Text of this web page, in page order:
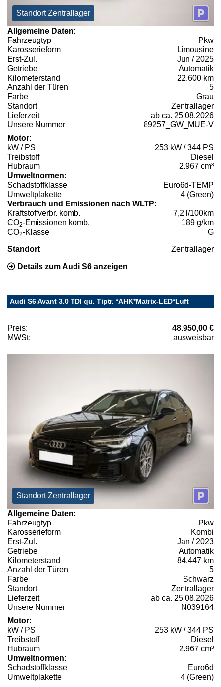
Standort Zentrallager
Allgemeine Daten:
Fahrzeugtyp
Pkw
Karosserieform
Limousine
Erst-Zul.
Jun / 2025
Getriebe
Automatik
Kilometerstand
22.600 km
Anzahl der Türen
5
Farbe
Grau
Standort
Zentrallager
Lieferzeit
ab ca. 25.08.2026
Unsere Nummer
89257_GW_MUE-V
Motor:
kW / PS
253 kW / 344 PS
Treibstoff
Diesel
Hubraum
2.967 cm³
Umweltnormen:
Schadstoffklasse
Euro6d-TEMP
Umweltplakette
4 (Green)
Verbrauch und Emissionen nach WLTP:
Kraftstoffverbr. komb.
7,2 l/100km
CO2-Emissionen komb.
189 g/km
CO2-Klasse G
Standort Zentrallager
Details zum Audi S6 anzeigen
Audi S6 Avant 3.0 TDI qu. Tiptr. *AHK*Matrix-LED*Luft
Preis:
48.950,00 €
MWSt:
ausweisbar
Standort Zentrallager
Allgemeine Daten:
Fahrzeugtyp
Pkw
Karosserieform
Kombi
Erst-Zul.
Jan / 2023
Getriebe
Automatik
Kilometerstand
84.447 km
Anzahl der Türen
5
Farbe
Schwarz
Standort
Zentrallager
Lieferzeit
ab ca. 25.08.2026
Unsere Nummer
N039164
Motor:
kW / PS
253 kW / 344 PS
Treibstoff
Diesel
Hubraum
2.967 cm³
Umweltnormen:
Schadstoffklasse
Euro6d
Umweltplakette
4 (Green)